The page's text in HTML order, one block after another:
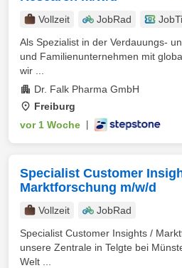
Vollzeit JobRad
Als Spezialist in der Verdauungs-
und Familienunternehmen mit
wir ...
Dr. Falk Pharma GmbH
Freiburg
vor 1 Woche
Specialist Customer
Marktforschung m/w/d
Vollzeit
JobRad
Specialist Customer Insights /
unsere Zentrale in Telgte bei
Welt ...